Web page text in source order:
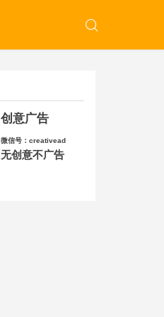
创意广告
微信号：creativead
无创意不广告